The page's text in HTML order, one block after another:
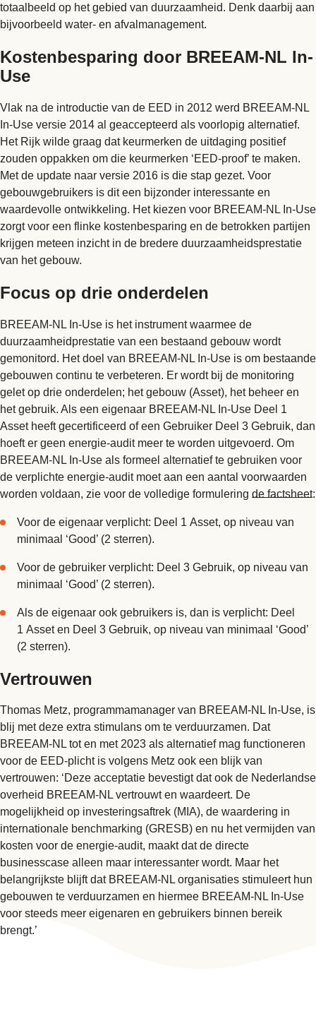
totaalbeeld op het gebied van duurzaamheid. Denk daarbij aan
bijvoorbeeld water- en afvalmanagement.
Kostenbesparing door BREEAM-NL In-
Use
Vlak na de introductie van de EED in 2012 werd BREEAM-NL
In-Use versie 2014 al geaccepteerd als voorlopig alternatief.
Het Rijk wilde graag dat keurmerken de uitdaging positief
zouden oppakken om die keurmerken ‘EED-proof’ te maken.
Met de update naar versie 2016 is die stap gezet. Voor
gebouwgebruikers is dit een bijzonder interessante en
waardevolle ontwikkeling. Het kiezen voor BREEAM-NL In-Use
zorgt voor een flinke kostenbesparing en de betrokken partijen
krijgen meteen inzicht in de bredere duurzaamheidsprestatie
van het gebouw.
Focus op drie onderdelen
BREEAM-NL In-Use is het instrument waarmee de
duurzaamheidprestatie van een bestaand gebouw wordt
gemonitord. Het doel van BREEAM-NL In-Use is om bestaande
gebouwen continu te verbeteren. Er wordt bij de monitoring
gelet op drie onderdelen; het gebouw (Asset), het beheer en
het gebruik. Als een eigenaar BREEAM-NL In-Use Deel 1
Asset heeft gecertificeerd of een Gebruiker Deel 3 Gebruik, dan
hoeft er geen energie-audit meer te worden uitgevoerd. Om
BREEAM-NL In-Use als formeel alternatief te gebruiken voor
de verplichte energie-audit moet aan een aantal voorwaarden
worden voldaan, zie voor de volledige formulering de factsheet:
Voor de eigenaar verplicht: Deel 1 Asset, op niveau van
minimaal ‘Good’ (2 sterren).
Voor de gebruiker verplicht: Deel 3 Gebruik, op niveau van
minimaal ‘Good’ (2 sterren).
Als de eigenaar ook gebruikers is, dan is verplicht: Deel
1 Asset en Deel 3 Gebruik, op niveau van minimaal ‘Good’
(2 sterren).
Vertrouwen
Thomas Metz, programmamanager van BREEAM-NL In-Use, is
blij met deze extra stimulans om te verduurzamen. Dat
BREEAM-NL tot en met 2023 als alternatief mag functioneren
voor de EED-plicht is volgens Metz ook een blijk van
vertrouwen: ‘Deze acceptatie bevestigt dat ook de Nederlandse
overheid BREEAM-NL vertrouwt en waardeert. De
mogelijkheid op investeringsaftrek (MIA), de waardering in
internationale benchmarking (GRESB) en nu het vermijden van
kosten voor de energie-audit, maakt dat de directe
businesscase alleen maar interessanter wordt. Maar het
belangrijkste blijft dat BREEAM-NL organisaties stimuleert hun
gebouwen te verduurzamen en hiermee BREEAM-NL In-Use
voor steeds meer eigenaren en gebruikers binnen bereik
brengt.’